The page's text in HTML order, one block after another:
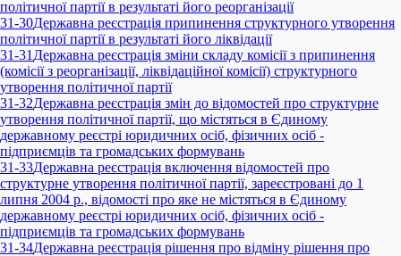
політичної партії в результаті його реорганізації
31-30Державна реєстрація припинення структурного утворення
політичної партії в результаті його ліквідації
31-31 Державна реєстрація зміни складу комісії з припинення
(комісії з реорганізації, ліквідаційної комісії) структурного
утворення політичної партії
31-32Державна реєстрація змін до відомостей про структурне
утворення політичної партії, що містяться в Єдиному
державному реєстрі юридичних осіб, фізичних осіб -
підприємців та громадських формувань
31-33Державна реєстрація включення відомостей про
структурне утворення політичної партії, зареєстровані до 1
липня 2004 р., відомості про яке не містяться в Єдиному
державному реєстрі юридичних осіб, фізичних осіб -
підприємців та громадських формувань
31-34Державна реєстрація рішення про відміну рішення про